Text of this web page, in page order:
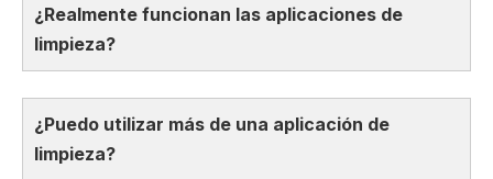
¿Realmente funcionan las aplicaciones de
limpieza?
¿Puedo utilizar más de una aplicación de
limpieza?